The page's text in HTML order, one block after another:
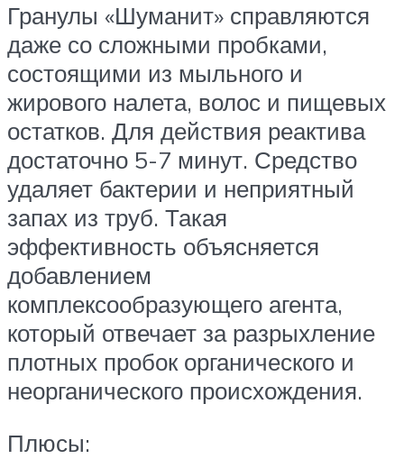
Гранулы «Шуманит» справляются
даже со сложными пробками,
состоящими из мыльного и
жирового налета, волос и пищевых
остатков. Для действия реактива
достаточно 5-7 минут. Средство
удаляет бактерии и неприятный
запах из труб. Такая
эффективность объясняется
добавлением
комплексообразующего агента,
который отвечает за разрыхление
плотных пробок органического и
неорганического происхождения.
Плюсы: